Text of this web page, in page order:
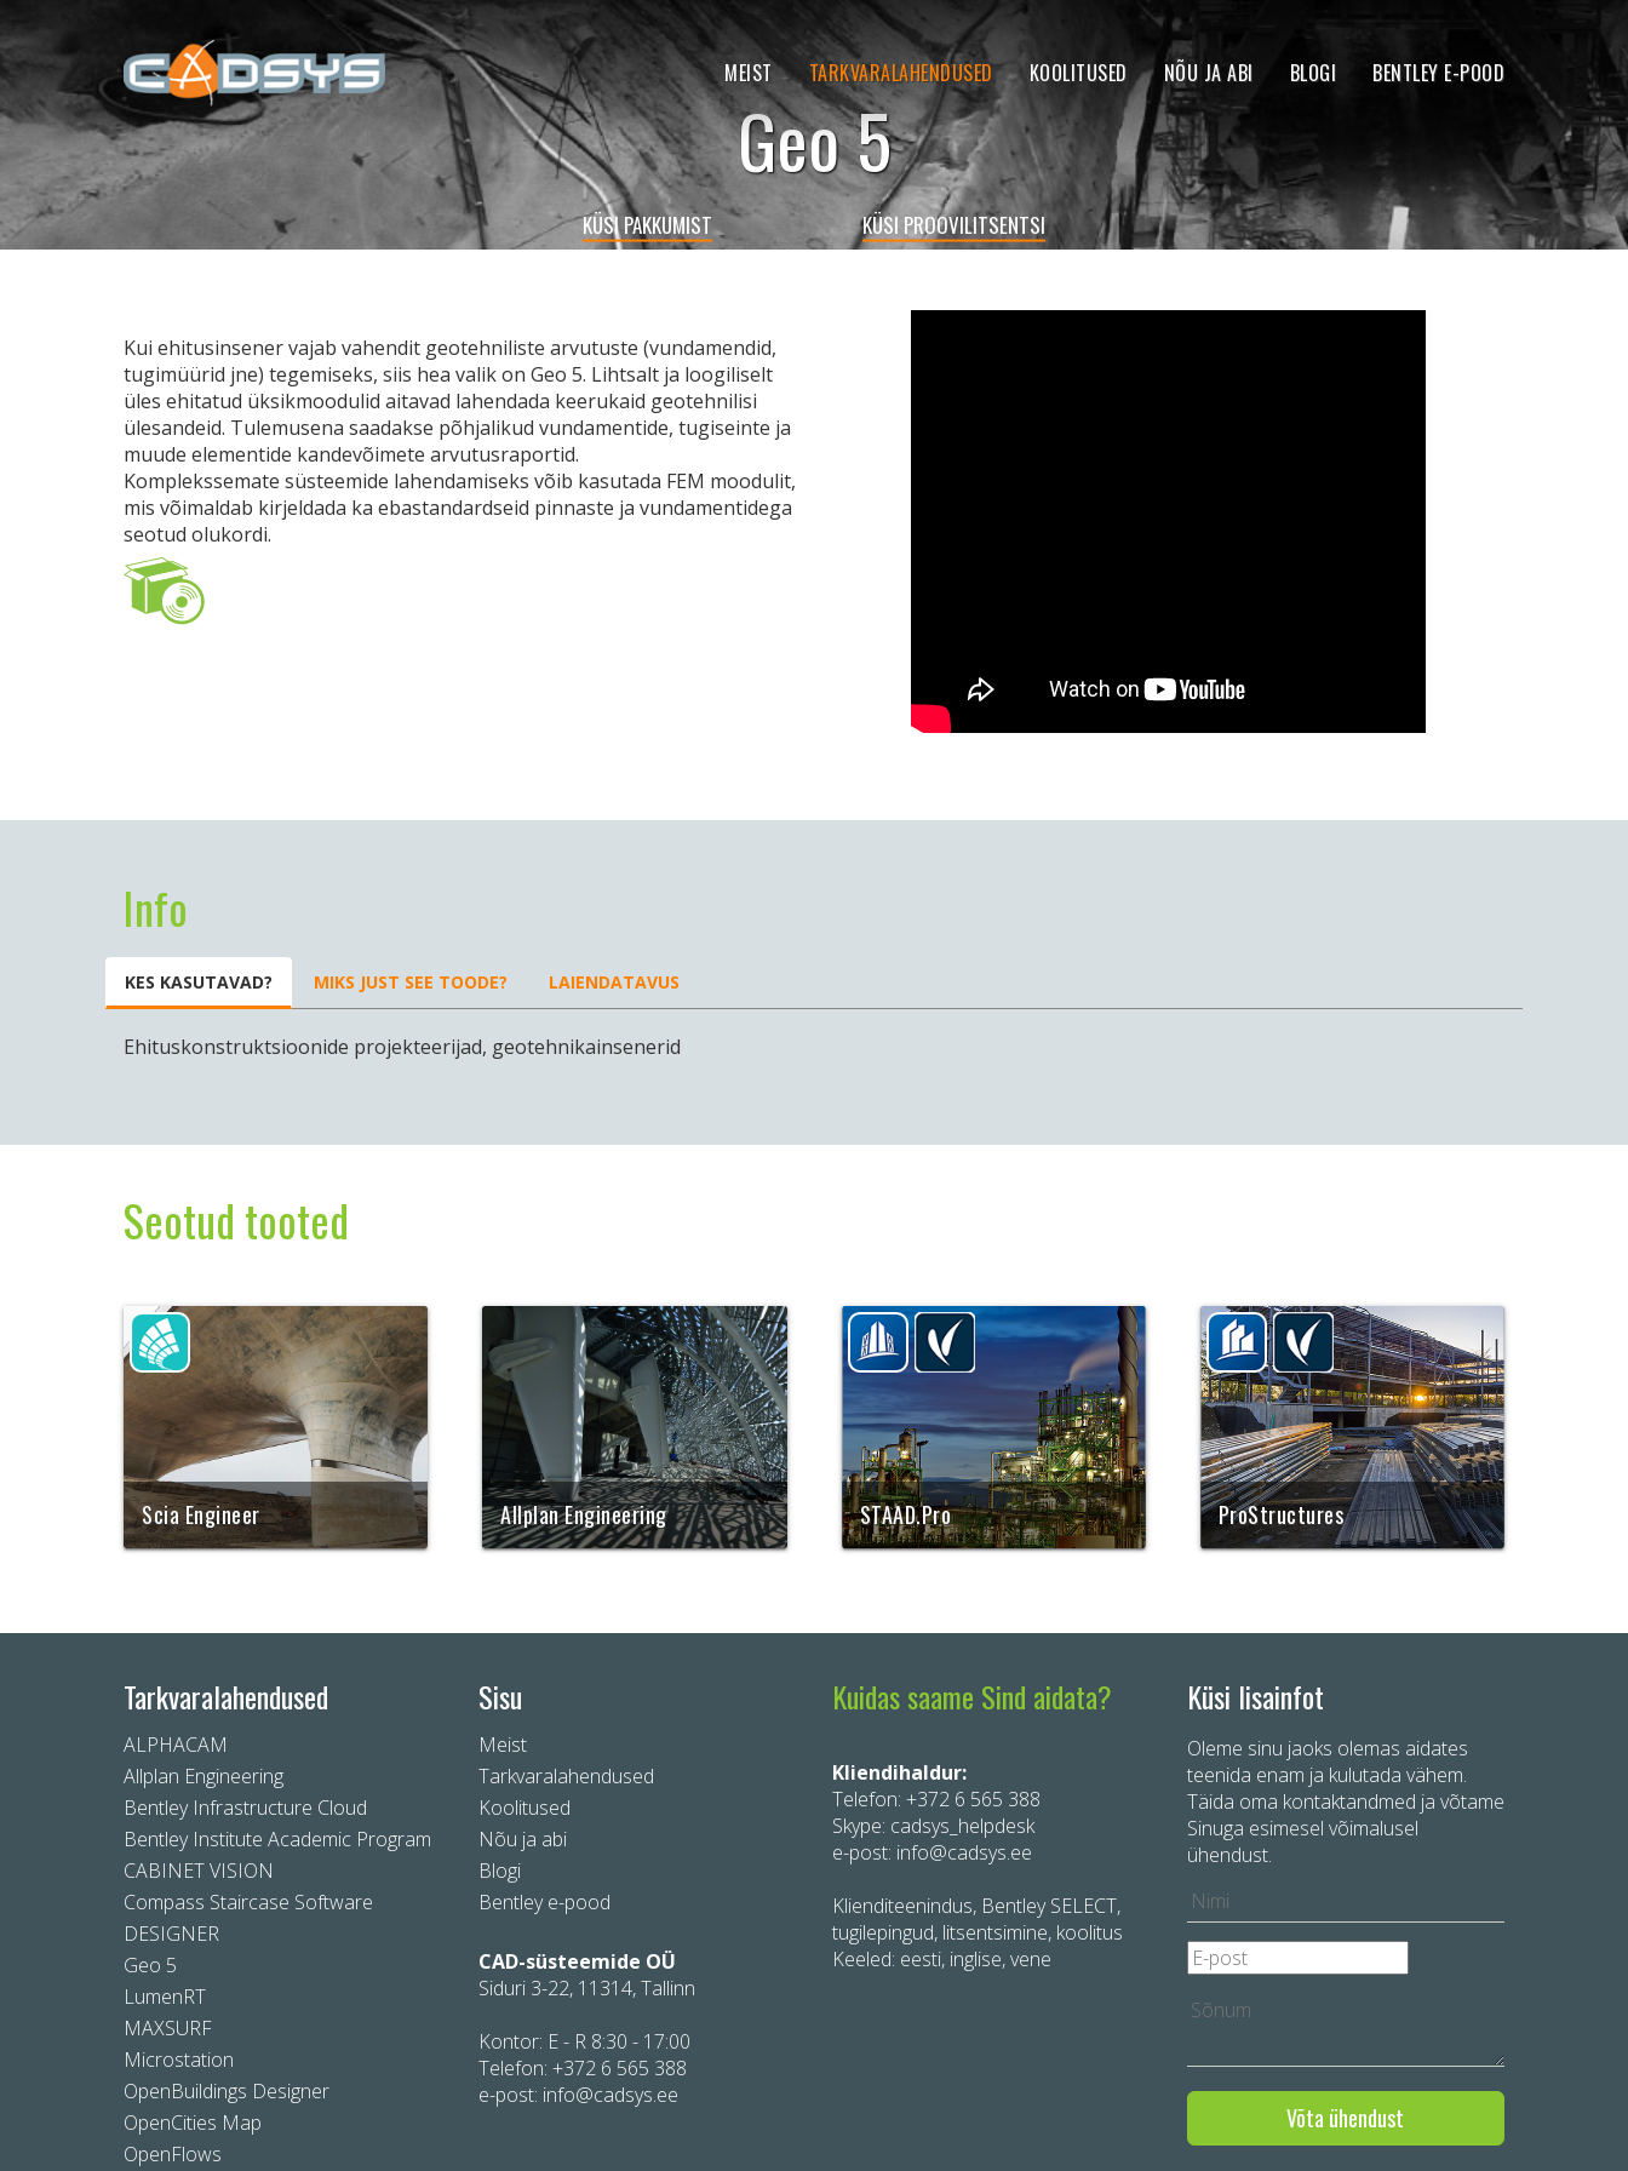
MEIST TARKVARALAHENDUSED KOOLITUSED NÕU JA ABI BLOGI BENTLEY E-POOD
Geo 5
KÜSI PAKKUMIST KÜSI PROOVILITSENTSI
Kui ehitusinsener vajab vahendit geotehniliste arvutuste (vundamendid,
tugimüürid jne) tegemiseks, siis hea valik on Geo 5. Lihtsalt ja loogiliselt
üles ehitatud üksikmoodulid aitavad lahendada keerukaid geotehnilisi
ülesandeid. Tulemusena saadakse põhjalikud vundamentide, tugiseinte ja
muude elementide kandevõimete arvutusraportid.
Komplekssemate süsteemide lahendamiseks võib kasutada FEM moodulit,
mis võimaldab kirjeldada ka ebastandardseid pinnaste ja vundamentidega
seotud olukordi.
Info
KES KASUTAVAD? MIKS JUST SEE TOODE? LAIENDATAVUS
Ehituskonstruktsioonide projekteerijad, geotehnikainsenerid
Seotud tooted
Scia Engineer
Tippklassi analüütikatarkvara:
paindlikkus raportite koostamisel
Allplan Engineering
Vaieldamatult kõige avaramate
projekteerijale.
STAAD.Pro
Maailmas laialt kasutatav
staatikaarvutusteks
ProStructures
Teras- ja
automatiseeriud tootejooniste
Tarkvaralahendused
ALPHACAM
Allplan Engineering
Bentley Infrastructure Cloud
Bentley Institute Academic Program
CABINET VISION
Compass Staircase Software
DESIGNER
Geo 5
LumenRT
MAXSURF
Microstation
OpenBuildings Designer
OpenCities Map
OpenFlows
Sisu
Meist
Tarkvaralahendused
Koolitused
Nõu ja abi
Blogi
Bentley e-pood
CAD-süsteemide OÜ
Siduri 3-22, 11314, Tallinn
Kontor: E - R 8:30 - 17:00
Telefon: +372 6 565 388
e-post: info@cadsys.ee
Kuidas saame Sind aidata?
Kliendihaldur:
Telefon: +372 6 565 388
Skype: cadsys_helpdesk
e-post: info@cadsys.ee
Klienditeenindus, Bentley SELECT,
tugilepingud, litsentsimine, koolitus
Keeled: eesti, inglise, vene
Küsi lisainfot
Oleme sinu jaoks olemas aidates
teenida enam ja kulutada vähem.
Täida oma kontaktandmed ja võtame
Sinuga esimesel võimalusel
ühendust.